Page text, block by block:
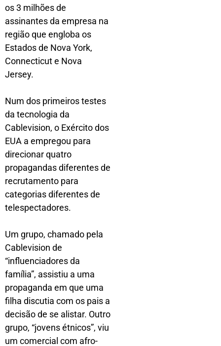
os 3 milhões de
assinantes da empresa na
região que engloba os
Estados de Nova York,
Connecticut e Nova
Jersey.
Num dos primeiros testes
da tecnologia da
Cablevision, o Exército dos
EUA a empregou para
direcionar quatro
propagandas diferentes de
recrutamento para
categorias diferentes de
telespectadores.
Um grupo, chamado pela
Cablevision de
“influenciadores da
família”, assistiu a uma
propaganda em que uma
filha discutia com os pais a
decisão de se alistar. Outro
grupo, “jovens étnicos”, viu
um comercial com afro-